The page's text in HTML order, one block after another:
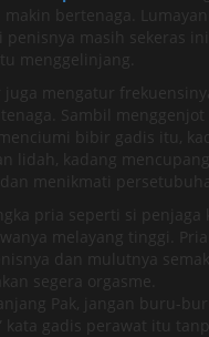
bertenaga. Lumayan
penisnya masih sekeras
menggelinjang.
juga mengatur
Sambil menggenjot
bibir gadis itu,
lidah, kadang
menikmati
pria seperti si penjaga
melayang tinggi.
dan mulutnya
segera orgasme.
Pak, jangan buru-
kata gadis perawat itu